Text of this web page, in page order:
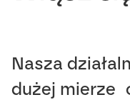
Nasza
dużej mierze